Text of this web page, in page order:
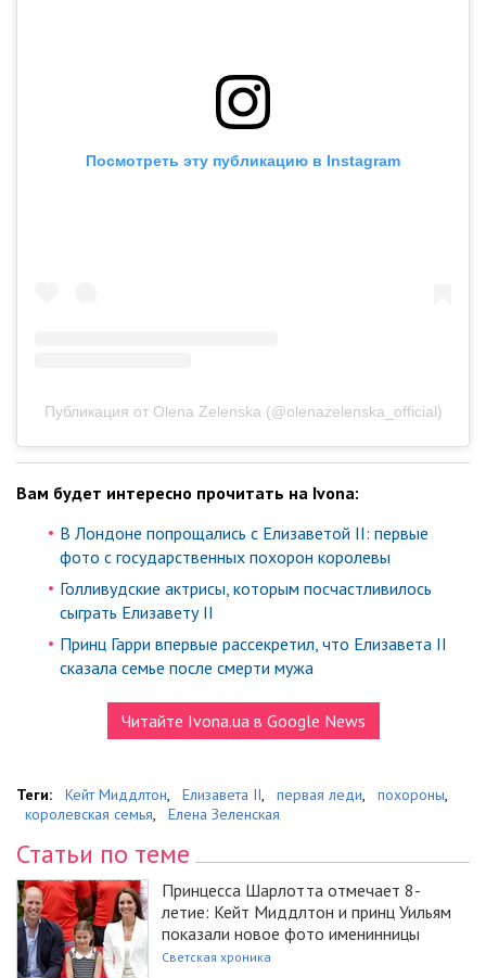
Посмотреть эту публикацию в Instagram
Публикация от Olena Zelenska (@olenazelenska_official)
Вам будет интересно прочитать на Ivona:
В Лондоне попрощались с Елизаветой II: первые
фото с государственных похорон королевы
Голливудские актрисы, которым посчастливилось
сыграть Елизавету II
Принц Гарри впервые рассекретил, что Елизавета II
сказала семье после смерти мужа
Читайте Ivona.ua в Google News
Теги: Кейт Миддлтон, Елизавета II, первая леди, похороны,
королевская семья, Елена Зеленская
Статьи по теме
Принцесса Шарлотта отмечает 8-
летие: Кейт Миддлтон и принц Уильям
показали новое фото именинницы
Светская хроника